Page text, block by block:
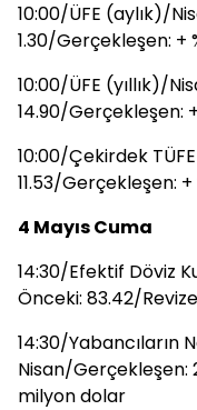
10:00/ÜFE (aylık)/
1.30/Gerçekleşen: +
10:00/ÜFE (yıllık)/
14.90/Gerçekleşen:
10:00/Çekirdek
11.53/Gerçekleşen: +
4 Mayıs Cuma
14:30/Efektif Döviz
Önceki: 83.42/
14:30/Yabancıların
Nisan/
milyon dolar